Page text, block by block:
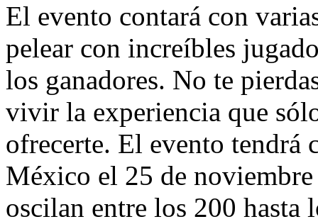
El evento contará con
pelear con increíbles
los ganadores. No te
vivir la experiencia que
ofrecerte. El evento tendrá
México el 25 de
oscilan entre los 200 hasta